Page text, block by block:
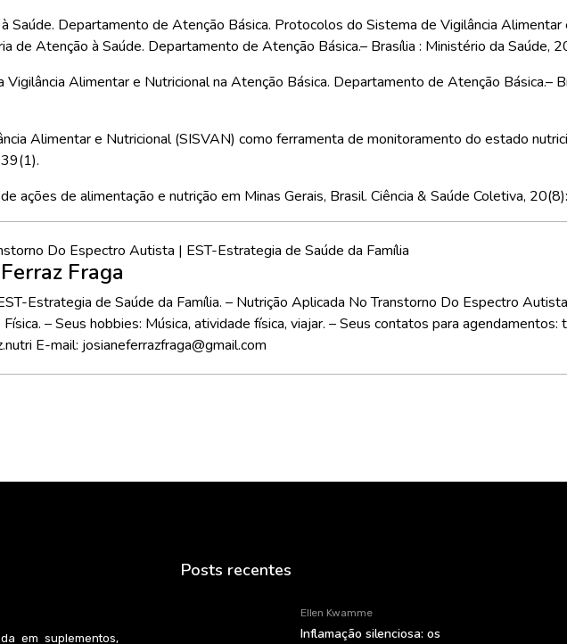
Saúde. Departamento de Atenção Básica. Protocolos do Sistema de Vigilância Alimentar
de Atenção à Saúde. Departamento de Atenção Básica.– Brasília : Ministério da Saúde,
Alimentar e Nutricional na Atenção Básica. Departamento de Atenção Básica.–
Alimentar e Nutricional (SISVAN) como ferramenta de monitoramento do estado
ações de alimentação e nutrição em Minas Gerais, Brasil. Ciência & Saúde Coletiva,
Do Espectro Autista | EST-Estrategia de Saúde da Família
Fraga
Estrategia de Saúde da Família. – Nutrição Aplicada No Transtorno Do Espectro
Física. – Seus hobbies: Música, atividade física, viajar. – Seus contatos para
E-mail: josianeferrazfraga@gmail.com⁠
em suplementos,
Posts recentes
Ellen Kwamme
Inflamação silenciosa: os